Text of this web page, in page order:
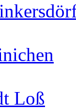
Loß